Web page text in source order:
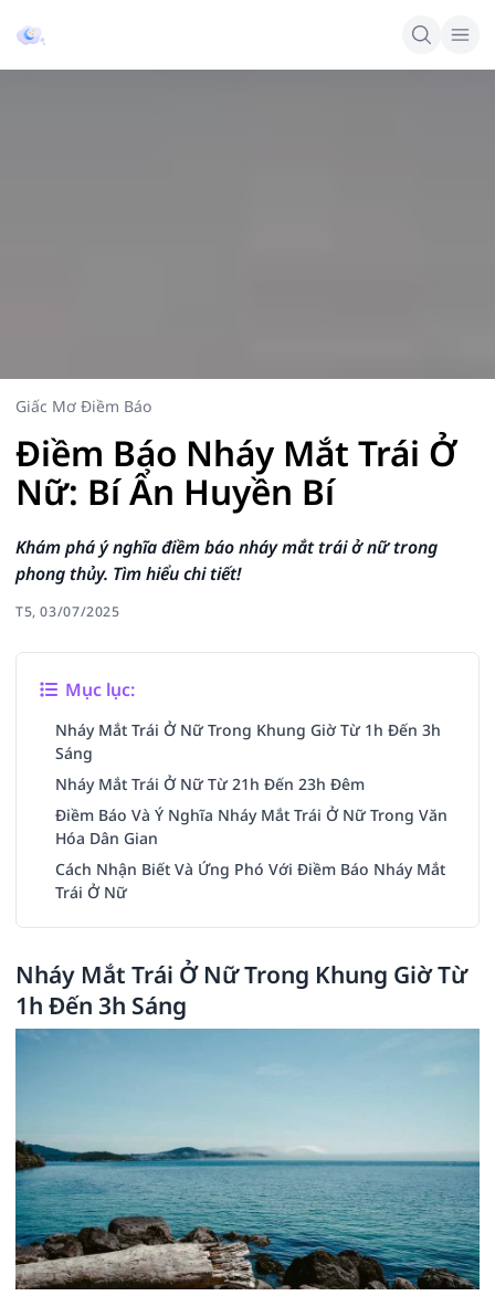
Giấc Mơ Điềm Báo
Điềm Báo Nháy Mắt Trái Ở
Nữ: Bí Ẩn Huyền Bí
Khám phá ý nghĩa điềm báo nháy mắt trái ở nữ trong
phong thủy. Tìm hiểu chi tiết!
T5, 03/07/2025
Mục lục:
Nháy Mắt Trái Ở Nữ Trong Khung Giờ Từ 1h Đến 3h
Sáng
Nháy Mắt Trái Ở Nữ Từ 21h Đến 23h Đêm
Điềm Báo Và Ý Nghĩa Nháy Mắt Trái Ở Nữ Trong Văn
Hóa Dân Gian
Cách Nhận Biết Và Ứng Phó Với Điềm Báo Nháy Mắt
Trái Ở Nữ
Nháy Mắt Trái Ở Nữ Trong Khung Giờ Từ
1h Đến 3h Sáng